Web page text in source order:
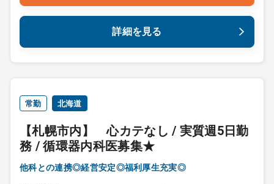
詳細を見る
常勤 北海道
【札幌市内】 心カテなし / 実質週5日勤
務 / 循環器内科医募集★
他科との連携◎経営安定◎福利厚生充実◎